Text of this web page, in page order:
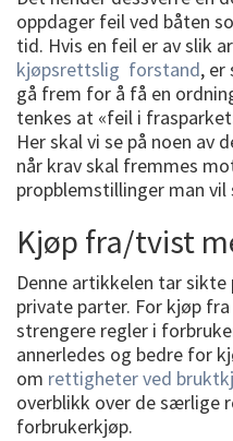
oppdager feil ved båten
tid. Hvis en feil er av slik
kjøpsrettslig forstand, er
gå frem for å få en
tenkes at «feil i
Her skal vi se på noen av
når krav skal fremmes
propblemstillinger man vil
Kjøp fra/tvist
Denne artikkelen tar
private parter. For kjøp
strengere regler i
annerledes og bedre for
om rettigheter ved
overblikk over de særlige
forbrukerkjøp.